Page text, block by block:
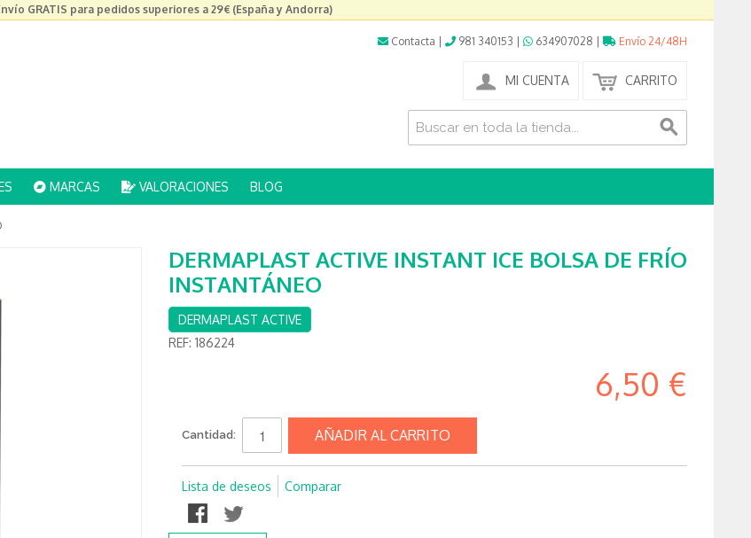
GRATIS para pedidos superiores a 29€ (España y Andorra)
Contacta 981 340153 634907028 Envío 24/48H
MI CUENTA CARRITO
MARCAS VALORACIONES BLOG
DERMAPLAST ACTIVE INSTANT ICE BOLSA DE FRÍO
INSTANTÁNEO
DERMAPLAST ACTIVE
REF: 186224
6,50 €
Cantidad: AÑADIR AL CARRITO
Lista de deseos Comparar